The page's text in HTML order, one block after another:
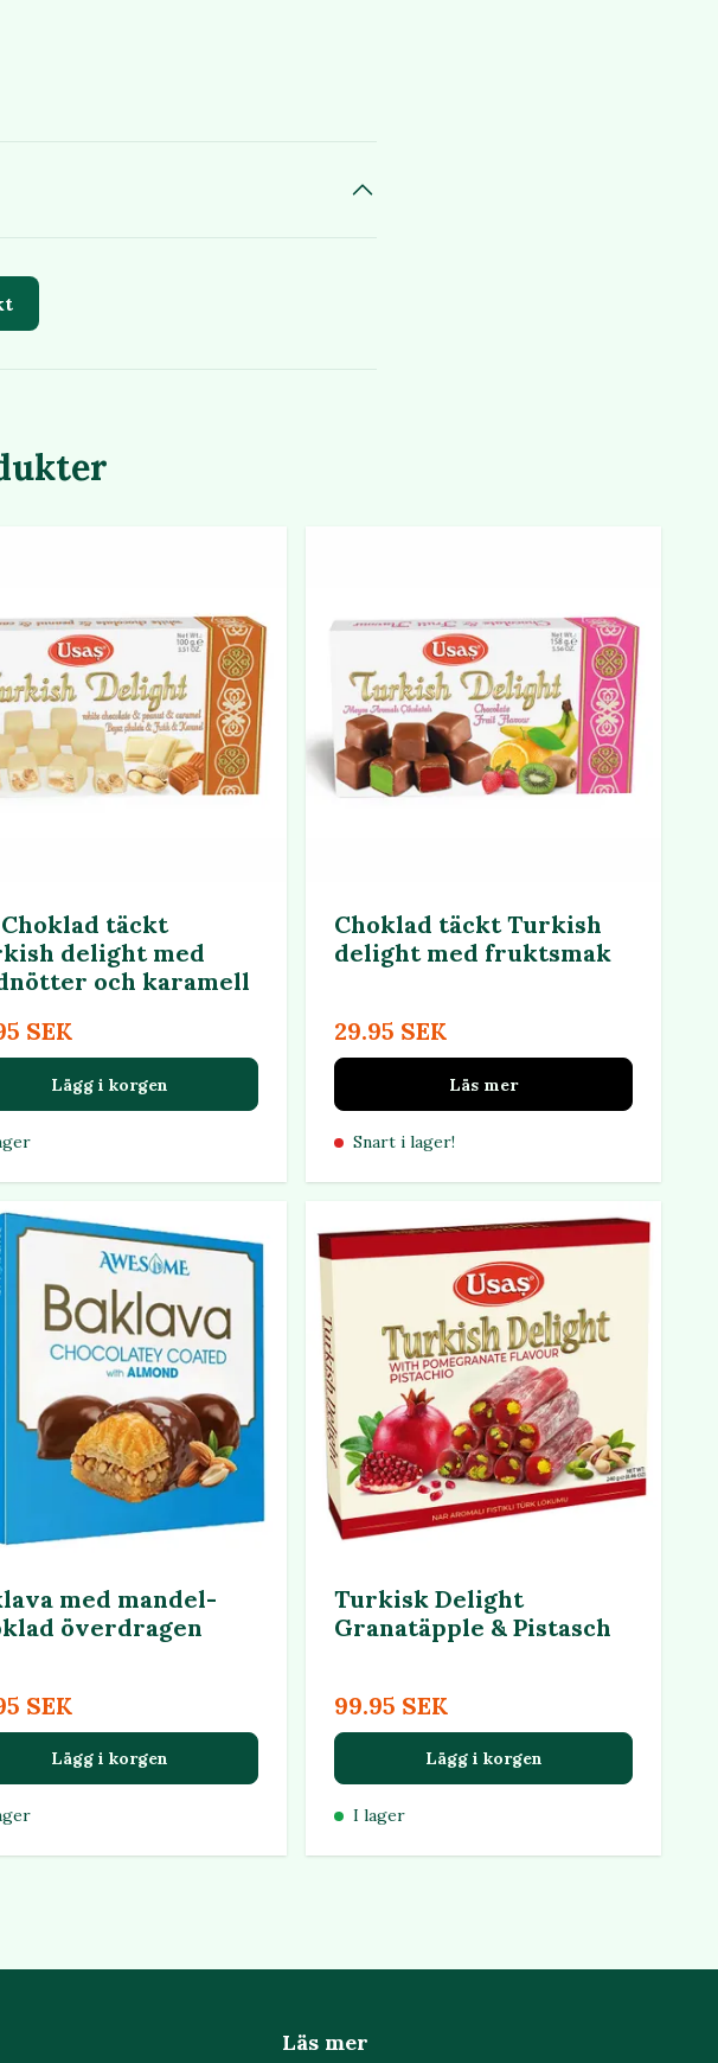
täckt
delight med
och karamell
SEK
Lägg i korgen
Choklad täckt Turkish
delight med fruktsmak
29.95 SEK
Läs mer
Snart i lager!
med mandel-
överdragen
SEK
Lägg i korgen
Turkisk Delight
Granatäpple & Pistasch
99.95 SEK
Lägg i korgen
I lager
Läs mer